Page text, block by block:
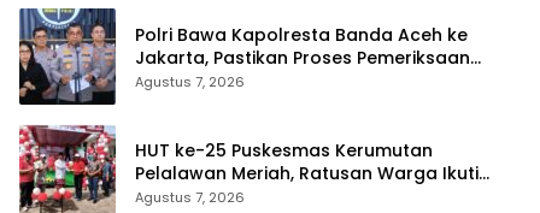
Polri Bawa Kapolresta Banda Aceh ke
Jakarta, Pastikan Proses Pemeriksaan
Profesional dan Transparan
Agustus 7, 2026
HUT ke-25 Puskesmas Kerumutan
Pelalawan Meriah, Ratusan Warga Ikuti
Jalan Santai dan Cek Kesehatan Gratis
Agustus 7, 2026